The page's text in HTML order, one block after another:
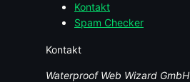
Kontakt
Spam Checker
Kontakt
Waterproof Web Wizard GmbH